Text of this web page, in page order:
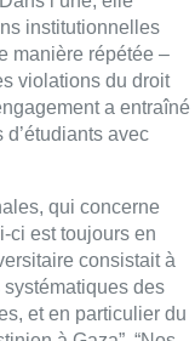
à Gaza”. “Nos
de dialogue, de
et les cultures. La
condition mener à
ouvre
pas